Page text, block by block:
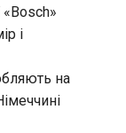
«Bosch»
і
на